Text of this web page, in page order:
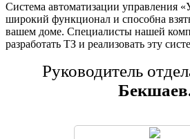
Система автоматизации управления
широкий функционал и способна
вашем доме. Специалисты нашей
разработать ТЗ и реализовать эту
Руководитель